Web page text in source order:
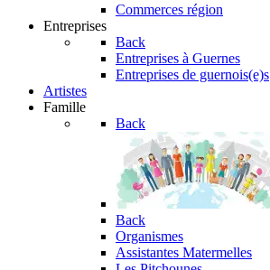
Commerces région
Entreprises
Back
Entreprises à Guernes
Entreprises de guernois(e)s
Artistes
Famille
Back
Back
Organismes
Assistantes Matermelles